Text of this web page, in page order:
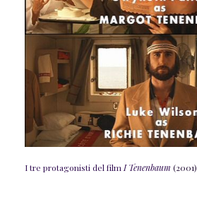
I tre protagonisti del filmI Tenenbaum (2001)